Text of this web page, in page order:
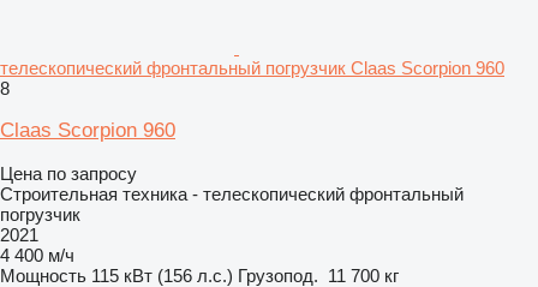
телескопический фронтальный погрузчик Claas Scorpion 960
8
Claas Scorpion 960
Цена по запросу
Строительная техника - телескопический фронтальный
погрузчик
2021
4 400 м/ч
Мощность 115 кВт (156 л.с.) Грузопод. 11 700 кг